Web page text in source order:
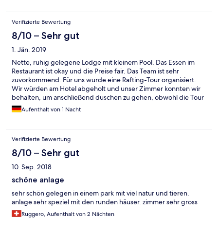
Verifizierte Bewertung
8/10 – Sehr gut
1. Jän. 2019
Nette, ruhig gelegene Lodge mit kleinem Pool. Das Essen im
Restaurant ist okay und die Preise fair. Das Team ist sehr
zuvorkommend. Für uns wurde eine Rafting-Tour organisiert.
Wir würden am Hotel abgeholt und unser Zimmer konnten wir
behalten, um anschließend duschen zu gehen, obwohl die Tour
an unserem abreistag stattfand. Top!
Aufenthalt von 1 Nacht
Verifizierte Bewertung
8/10 – Sehr gut
10. Sep. 2018
schöne anlage
sehr schön gelegen in einem park mit viel natur und tieren.
anlage sehr speziel mit den runden häuser. zimmer sehr gross
Ruggero, Aufenthalt von 2 Nächten